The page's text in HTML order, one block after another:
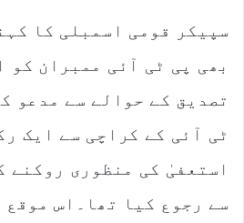
سپیکر قومی اسمبلی کا
بھی پی ٹی آئی ممبران کو
تصدیق کے حوالے سے مدعو
ٹی آئی کے کراچی سے ایک
استعفیٰ کی منظوری روکنے
سے رجوع کیا تھا۔اس موقع